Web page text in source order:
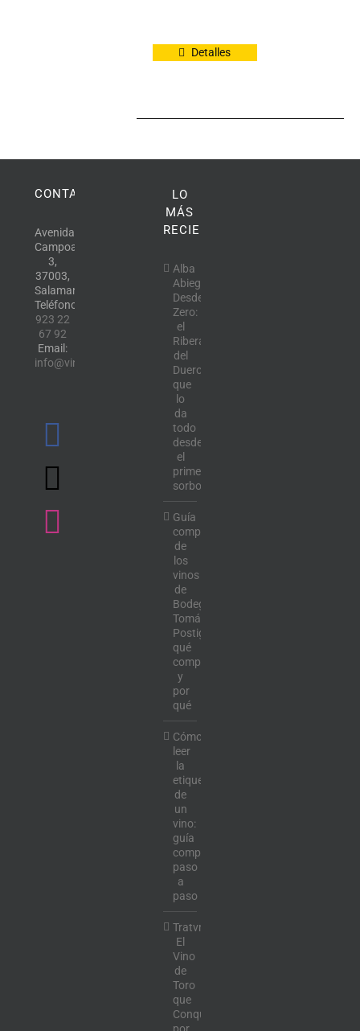
Detalles
CONTACTO
Avenida
Campoamor,
3,
37003,
Salamanca.
Teléfono:
923 22
67 92
Email:
info@vinotecalavendimia.es
LO
MÁS
RECIENTE
Alba
Abiega
Desde
Zero:
el
Ribera
del
Duero
que
lo
da
todo
desde
el
primer
sorbo
Guía
completa
de
los
vinos
de
Bodega
Tomás
Postigo:
qué
comprar
y
por
qué
Cómo
leer
la
etiqueta
de
un
vino:
guía
completa
paso
a
paso
Tratvm:
El
Vino
de
Toro
que
Conquista